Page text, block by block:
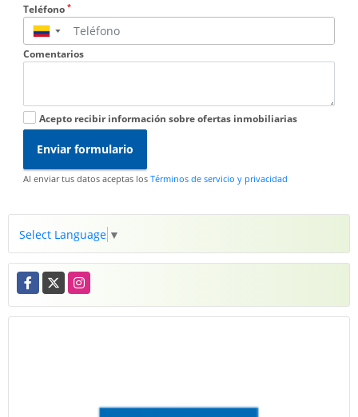
Teléfono *
▼
Comentarios
Acepto recibir información sobre ofertas inmobiliarias
Enviar formulario
Al enviar tus datos aceptas los Términos de servicio y privacidad
Select Language ▼
Facebook
X Instagram